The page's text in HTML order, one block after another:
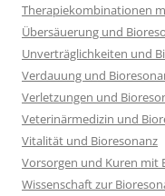
Therapiekombinationen
Übersäuerung und
Unverträglichkeiten und
Verdauung und
Verletzungen und
Veterinärmedizin und
Vitalität und Bioresonanz
Vorsorgen und Kuren mit
Wissenschaft zur